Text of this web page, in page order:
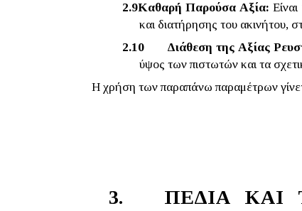
2.9Καθαρή Παρούσα Αξία:
και διατήρησης του ακινήτου,
2.10
Διάθεση της Αξίας
ύψος των πιστωτών και τα
Η χρήση των παραπάνω παραμέτρων
3.
ΠΕΔΙΑ ΚΑΙ